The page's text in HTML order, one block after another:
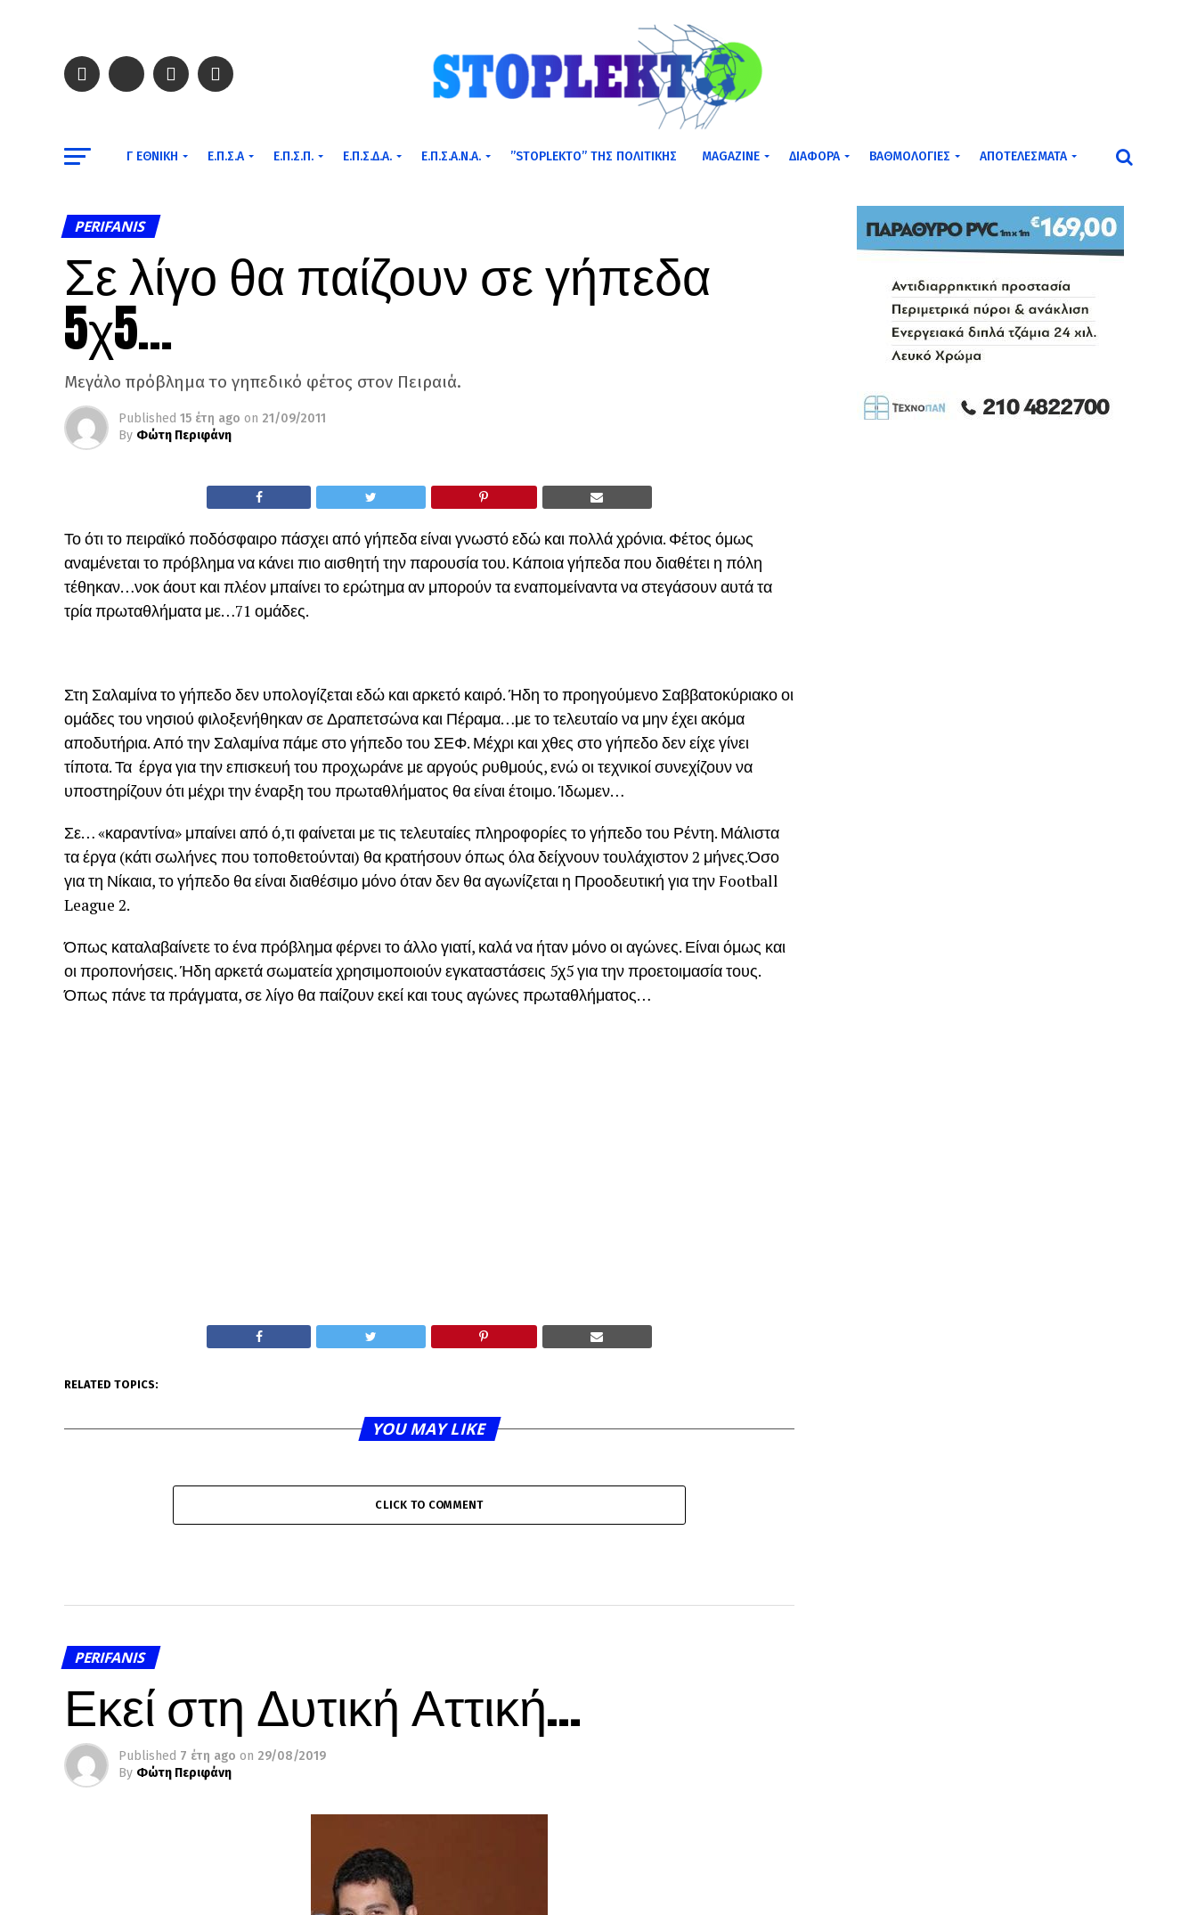
Γ ΕΘΝΙΚΉ Ε.Π.Σ.Α Ε.Π.Σ.Π. Ε.Π.Σ.Δ.Α. Ε.Π.Σ.Α.Ν.Α. ”STOPLEKTO” ΤΗΣ ΠΟΛΙΤΙΚΗΣ MAGAZINE ΔΙΆΦΟΡΑ ΒΑΘΜΟΛΟΓΊΕΣ ΑΠΟΤΕΛΈΣΜΑΤΑ
PERIFANIS
Σε λίγο θα παίζουν σε γήπεδα
5χ5…
Μεγάλο πρόβλημα το γηπεδικό φέτος στον Πειραιά.
Published 15 έτη ago on 21/09/2011
By Φώτη Περιφάνη
Το ότι το πειραϊκό ποδόσφαιρο πάσχει από γήπεδα είναι γνωστό εδώ και πολλά χρόνια. Φέτος όμως
αναμένεται το πρόβλημα να κάνει πιο αισθητή την παρουσία του. Κάποια γήπεδα που διαθέτει η πόλη
τέθηκαν…νοκ άουτ και πλέον μπαίνει το ερώτημα αν μπορούν τα εναπομείναντα να στεγάσουν αυτά τα
τρία πρωταθλήματα με…71 ομάδες.
Στη Σαλαμίνα το γήπεδο δεν υπολογίζεται εδώ και αρκετό καιρό. Ήδη το προηγούμενο Σαββατοκύριακο οι
ομάδες του νησιού φιλοξενήθηκαν σε Δραπετσώνα και Πέραμα…με το τελευταίο να μην έχει ακόμα
αποδυτήρια. Από την Σαλαμίνα πάμε στο γήπεδο του ΣΕΦ. Μέχρι και χθες στο γήπεδο δεν είχε γίνει
τίποτα. Τα έργα για την επισκευή του προχωράνε με αργούς ρυθμούς, ενώ οι τεχνικοί συνεχίζουν να
υποστηρίζουν ότι μέχρι την έναρξη του πρωταθλήματος θα είναι έτοιμο. Ίδωμεν…
Σε… «καραντίνα» μπαίνει από ό,τι φαίνεται με τις τελευταίες πληροφορίες το γήπεδο του Ρέντη. Μάλιστα
τα έργα (κάτι σωλήνες που τοποθετούνται) θα κρατήσουν όπως όλα δείχνουν τουλάχιστον 2 μήνες.Όσο
για τη Νίκαια, το γήπεδο θα είναι διαθέσιμο μόνο όταν δεν θα αγωνίζεται η Προοδευτική για την Football
League 2.
Όπως καταλαβαίνετε το ένα πρόβλημα φέρνει το άλλο γιατί, καλά να ήταν μόνο οι αγώνες. Είναι όμως και
οι προπονήσεις. Ήδη αρκετά σωματεία χρησιμοποιούν εγκαταστάσεις 5χ5 για την προετοιμασία τους.
Όπως πάνε τα πράγματα, σε λίγο θα παίζουν εκεί και τους αγώνες πρωταθλήματος…
RELATED TOPICS:
YOU MAY LIKE
CLICK TO COMMENT
PERIFANIS
Εκεί στη Δυτική Αττική…
Published 7 έτη ago on 29/08/2019
By Φώτη Περιφάνη